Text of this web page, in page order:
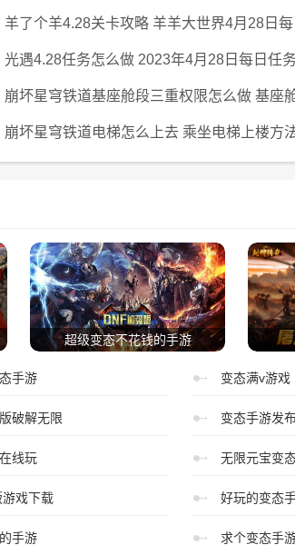
羊了个羊4.28关卡攻略 羊羊大世界4月28日
光遇4.28任务怎么做 2023年4月28日每日任
崩坏星穹铁道基座舱段三重权限怎么做 基座
崩坏星穹铁道电梯怎么上去 乘坐电梯上楼方
超级变态不花钱的手游
手游 变态满v游戏
破解无限 变态手游发
线玩 无限元宝变
戏下载 好玩的变态
手游 求个变态手